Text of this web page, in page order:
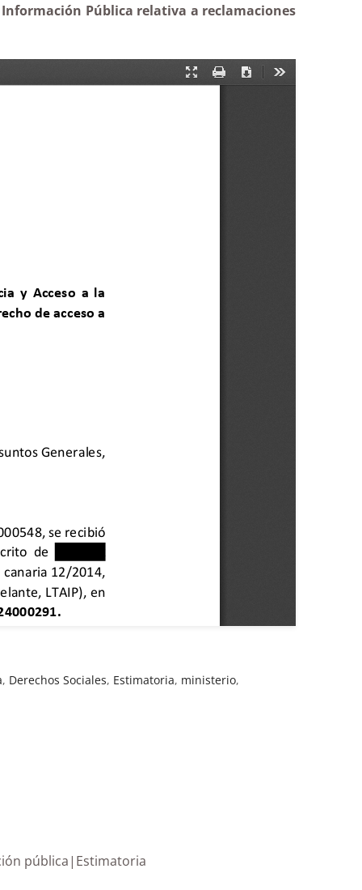
Pública relativa a reclamaciones
, Derechos Sociales, Estimatoria, ministerio,
pública|Estimatoria